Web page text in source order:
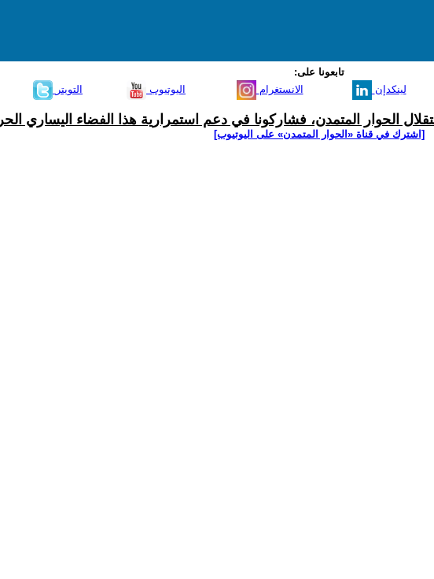
تابعونا على:
التويتر اليوتيوب الانستغرام لينكدإن
الحوار المتمدن، فشاركونا في دعم استمرارية هذا الفضاء اليساري الحر
[اشترك في قناة ‫«الحوار المتمدن» على اليوتيوب]